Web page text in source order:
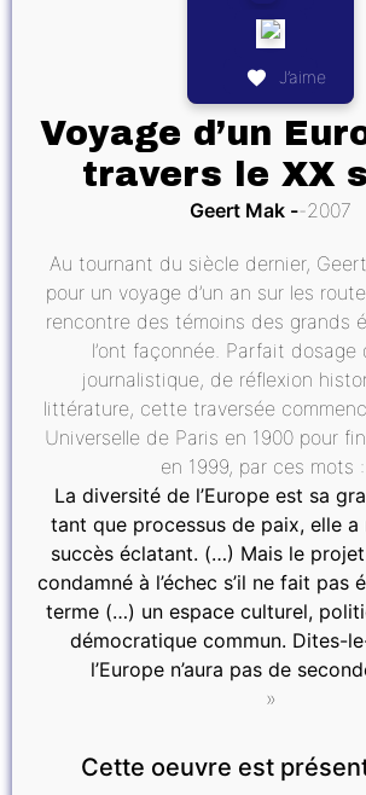
J’aime
Voyage d’un
travers le XX
Geert Mak 2007
Au tournant du siècle dernier,
pour un voyage d’un an sur les
rencontre des témoins des grands
l’ont façonnée. Parfait dosage
journalistique, de réflexion
littérature, cette traversée
Universelle de Paris en 1900 pour
en 1999, par ces mots
La diversité de l’Europe est sa
tant que processus de paix, elle a
succès éclatant. (…) Mais le
condamné à l’échec s’il ne fait pas
terme (…) un espace culturel,
démocratique commun. Dites-
l’Europe n’aura pas de
»
Cette oeuvre est